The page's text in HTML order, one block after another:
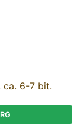
ca. 6-7 bit.